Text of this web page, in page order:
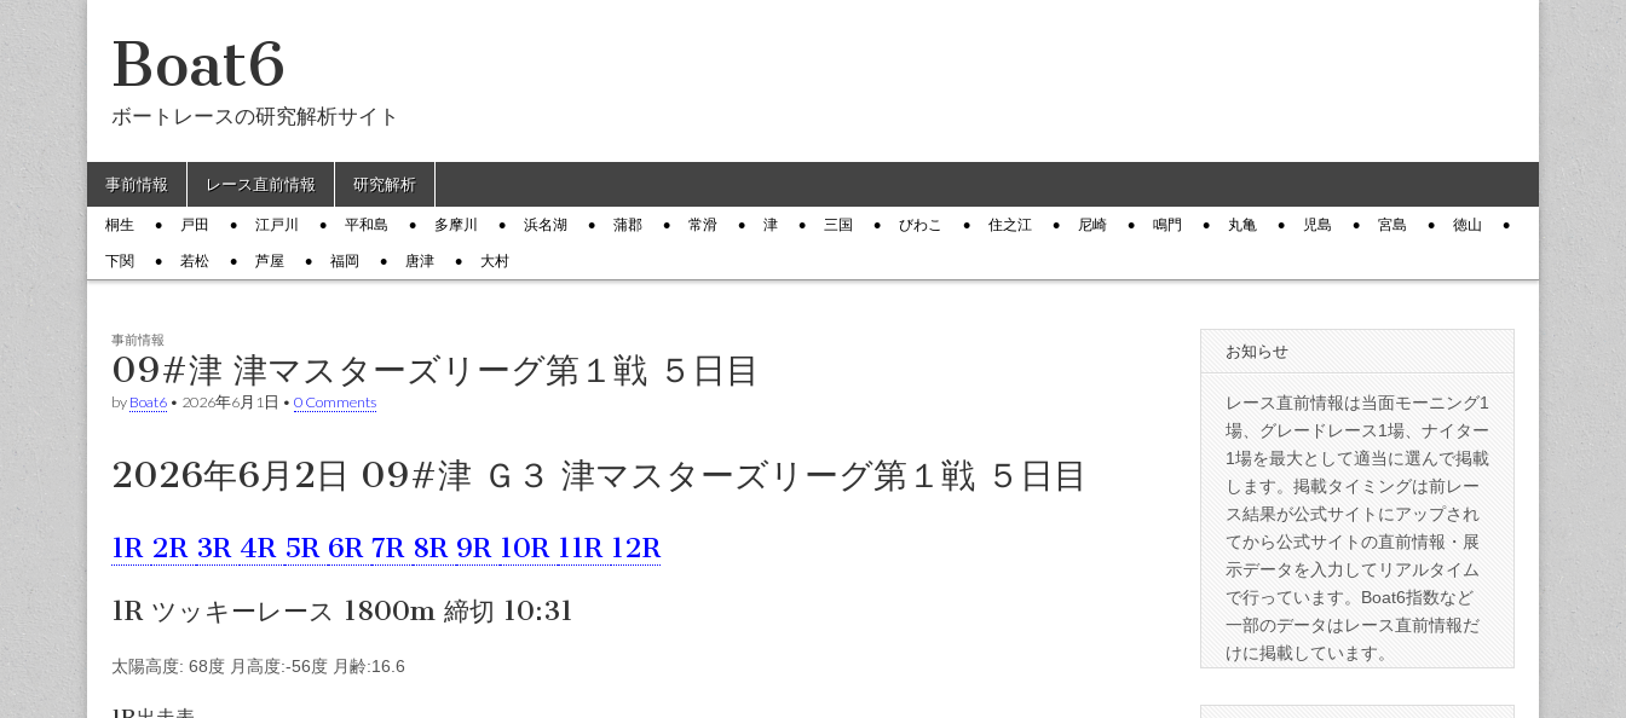
Boat6
ボートレースの研究解析サイト
Main menu
Skip to content
事前情報 レース直前情報 研究解析
Sub menu
桐生 戸田 江戸川 平和島 多摩川 浜名湖 蒲郡 常滑 津 三国 びわこ 住之江 尼崎 鳴門 丸亀 児島 宮島 徳山
下関 若松 芦屋 福岡 唐津 大村
事前情報
09#津 津マスターズリーグ第１戦 ５日目
by Boat6 • 2026年6月1日 • 0 Comments
2026年6月2日 09#津 Ｇ３ 津マスターズリーグ第１戦 ５日目
1R 2R 3R 4R 5R 6R 7R 8R 9R 10R 11R 12R
1R ツッキーレース 1800m 締切 10:31
太陽高度: 68度 月高度:-56度 月齢:16.6
お知らせ
レース直前情報は当面モーニング1
場、グレードレース1場、ナイター
1場を最大として適当に選んで掲載
します。掲載タイミングは前レー
ス結果が公式サイトにアップされ
てから公式サイトの直前情報・展
示データを入力してリアルタイム
で行っています。Boat6指数など
一部のデータはレース直前情報だ
けに掲載しています。